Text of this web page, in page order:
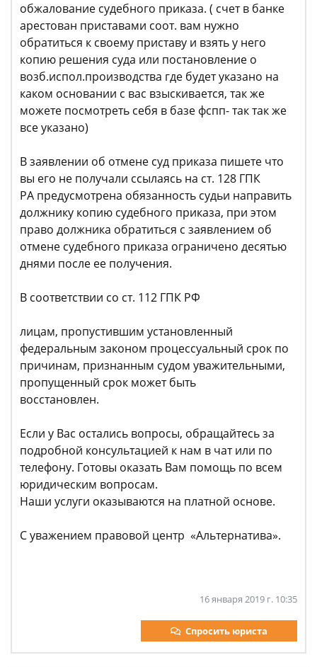
обжалование судебного приказа. ( счет в банке
арестован приставами соот. вам нужно
обратиться к своему приставу и взять у него
копию решения суда или постановление о
возб.испол.производства где будет указано на
каком основании с вас взыскивается, так же
можете посмотреть себя в базе фспп- так так же
все указано)
В заявлении об отмене суд приказа пишете что
вы его не получали ссылаясь на ст. 128 ГПК
РA предусмотрена обязанность судьи направить
должнику копию судебного приказа, при этом
право должника обратиться с заявлением об
отмене судебного приказа ограничено десятью
днями после ее получения.
В соответствии со ст. 112 ГПК РФ
лицам, пропустившим установленный
федеральным законом процессуальный срок по
причинам, признанным судом уважительными,
пропущенный срок может быть
восстановлен.
Если у Вас остались вопросы, обращайтесь за
подробной консультацией к нам в чат или по
телефону. Готовы оказать Вам помощь по всем
юридическим вопросам.
Наши услуги оказываются на платной основе.
С уважением правовой центр «Альтернатива».
16 января 2019 г. 10:35
Спросить юриста